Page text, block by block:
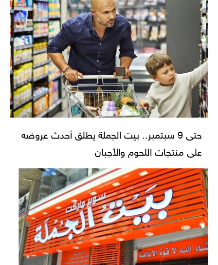
حتى 9 سبتمبر.. بيت الجملة يطلق أحدث عروضه
على منتجات اللحوم والأجبان